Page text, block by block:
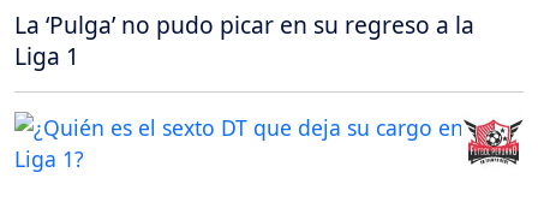
La ‘Pulga’ no pudo picar en su regreso a la
Liga 1